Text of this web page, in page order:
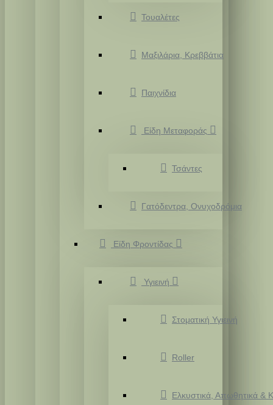
Τουαλέτες
Μαξιλάρια, Κρεββάτια
Παιχνίδια
Είδη Μεταφοράς
Τσάντες
Γατόδεντρα, Ονυχοδρόμια
Είδη Φροντίδας
Υγιεινή
Στοματική Υγιεινή
Roller
Ελκυστικά, Απωθητικά &